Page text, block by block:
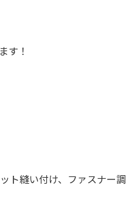
す！
ト縫い付け、ファスナー調